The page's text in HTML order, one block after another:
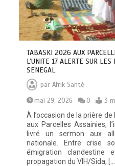
TABASKI 2026 AUX
L’UNITE 17 ALERTE SUR
SENEGAL
parAfrik Santé
mai 29, 2026
0 3
À l’occasion de la prière
aux Parcelles Assainies,
livré un sermon aux
nationale. Entre crise
émigration clandestine
propagation du VIH/Sida,